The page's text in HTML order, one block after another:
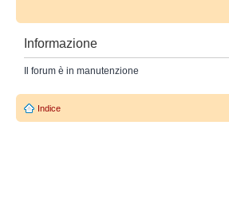
Informazione
Il forum è in manutenzione
Indice